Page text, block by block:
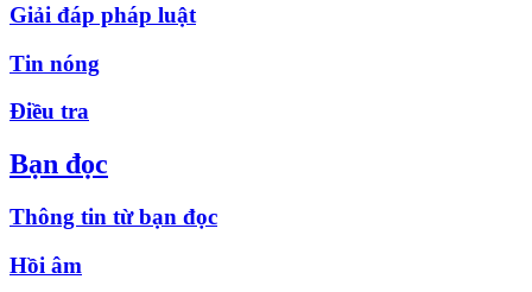
Giải đáp pháp luật
Tin nóng
Điều tra
Bạn đọc
Thông tin từ bạn đọc
Hồi âm